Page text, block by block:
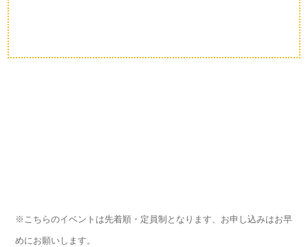
※こちらのイベントは先着順・定員制となります、お申し込みはお早
めにお願いします。